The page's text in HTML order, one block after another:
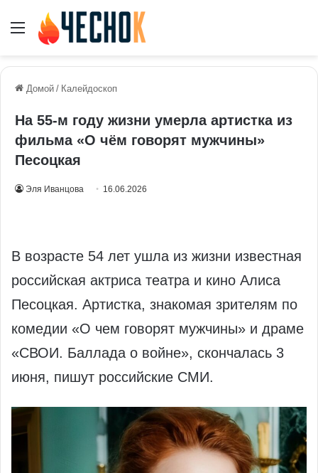
Меню
Домой / Калейдоскоп
На 55‑м году жизни умерла артистка из
фильма «О чём говорят мужчины»
Песоцкая
Эля Иванцова 16.06.2026
В возрасте 54 лет ушла из жизни известная
российская актриса театра и кино Алиса
Песоцкая. Артистка, знакомая зрителям по
комедии «О чем говорят мужчины» и драме
«СВОИ. Баллада о войне», скончалась 3
июня, пишут российские СМИ.